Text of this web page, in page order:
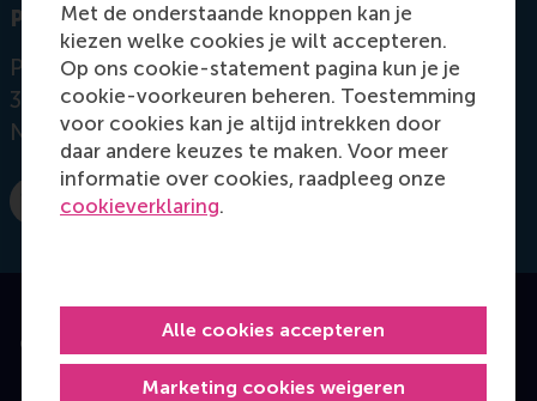
Met de onderstaande knoppen kan je
kiezen welke cookies je wilt accepteren.
Op ons cookie-statement pagina kun je je
cookie-voorkeuren beheren. Toestemming
voor cookies kan je altijd intrekken door
daar andere keuzes te maken. Voor meer
informatie over cookies, raadpleeg onze
cookieverklaring.
Marketing cookies weigeren
Alle cookies accepteren
Postal address
Postbus 1738
3000 DR Rotterdam
Netherlands
Bel +31 (0) 10 408 2807
E-mail wagner@rsm.nl
Geaccrediteerd door